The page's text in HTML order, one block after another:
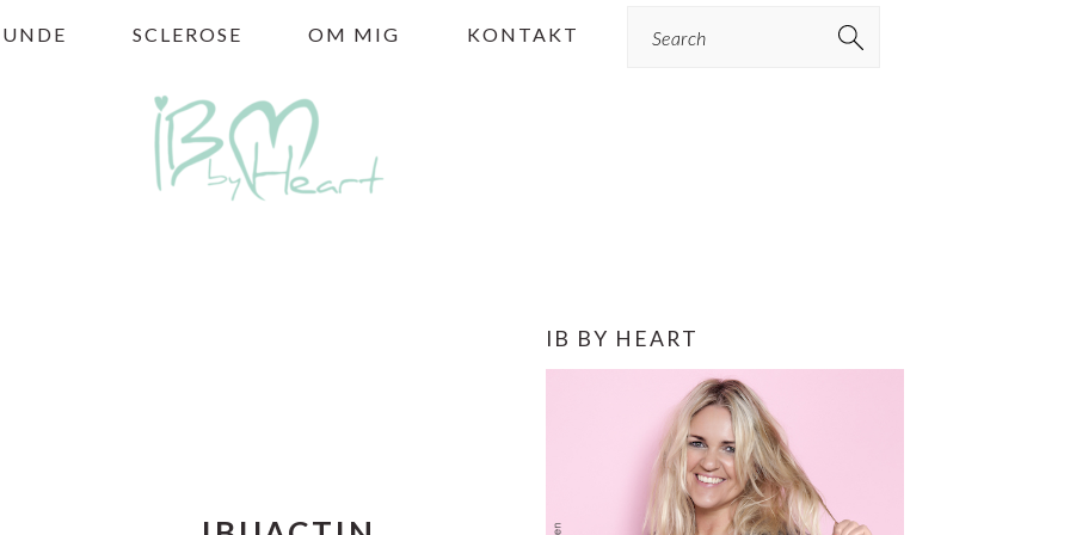
SCLEROSE OM MIG KONTAKT
PRIMÆR
IB BY HEART